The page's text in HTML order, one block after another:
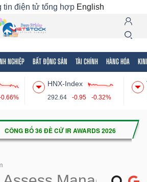
tin điện tử tổng hợp English
NGHIỆP BẤT ĐỘNG SẢN TÀI CHÍNH HÀNG HÓA
0.66%
HNX-Index
292.64 -0.95 -0.32%
Ngành Mã chứng khoán